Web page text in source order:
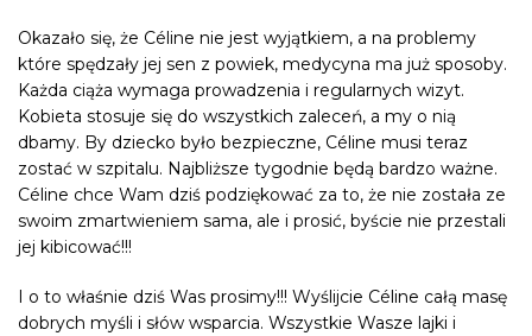
Okazało się, że Céline nie jest wyjątkiem, a na problemy
które spędzały jej sen z powiek, medycyna ma już sposoby.
Każda ciąża wymaga prowadzenia i regularnych wizyt.
Kobieta stosuje się do wszystkich zaleceń, a my o nią
dbamy. By dziecko było bezpieczne, Céline musi teraz
zostać w szpitalu. Najbliższe tygodnie będą bardzo ważne.
Céline chce Wam dziś podziękować za to, że nie została ze
swoim zmartwieniem sama, ale i prosić, byście nie przestali
jej kibicować!!!
I o to właśnie dziś Was prosimy!!! Wyślijcie Céline całą masę
dobrych myśli i słów wsparcia. Wszystkie Wasze lajki i